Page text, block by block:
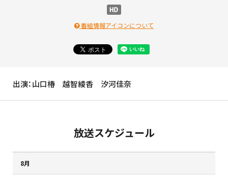
番組情報アイコンについて
出演：山口椿 越智綾香 汐河佳奈
放送スケジュール
8月